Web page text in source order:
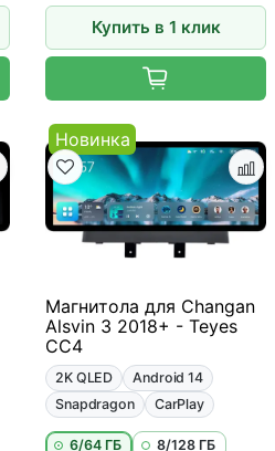
Купить в 1 клик
Новинка
Магнитола для Changan
Alsvin 3 2018+ - Teyes
CC4
2K QLED
Android 14
Snapdragon
CarPlay
6/64 ГБ 8/128 ГБ